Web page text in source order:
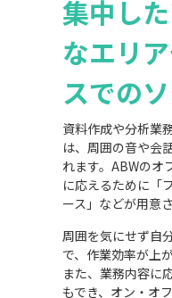
集中し
なエリ
スでの
資料作成や分析業
は、周囲の音や会
れます。ABWのオ
に応えるために「
ース」などが用意
周囲を気にせず自
で、作業効率が上
また、業務内容に
もでき、オン・オ